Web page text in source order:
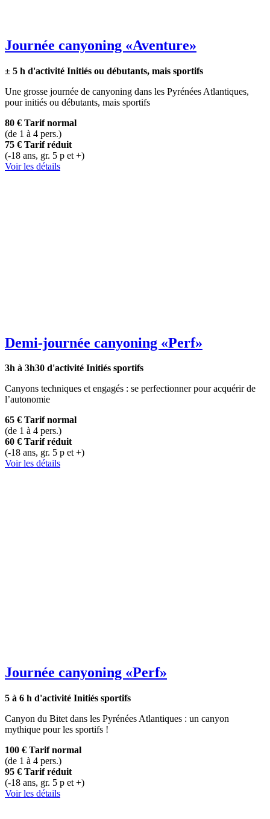
Journée canyoning «Aventure»
± 5 h d'activité Initiés ou débutants, mais sportifs
Une grosse journée de canyoning dans les Pyrénées Atlantiques,
pour initiés ou débutants, mais sportifs
80 € Tarif normal
(de 1 à 4 pers.)
75 € Tarif réduit
(-18 ans, gr. 5 p et +)
Voir les détails
Demi-journée canyoning «Perf»
3h à 3h30 d'activité Initiés sportifs
Canyons techniques et engagés : se perfectionner pour acquérir de
l’autonomie
65 € Tarif normal
(de 1 à 4 pers.)
60 € Tarif réduit
(-18 ans, gr. 5 p et +)
Voir les détails
Journée canyoning «Perf»
5 à 6 h d'activité Initiés sportifs
Canyon du Bitet dans les Pyrénées Atlantiques : un canyon
mythique pour les sportifs !
100 € Tarif normal
(de 1 à 4 pers.)
95 € Tarif réduit
(-18 ans, gr. 5 p et +)
Voir les détails